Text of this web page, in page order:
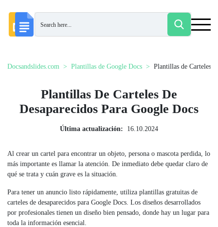
Docsandslides.com Plantillas de Google Docs Plantillas de Carteles
Plantillas De Carteles De
Desaparecidos Para Google Docs
Última actualización: 16.10.2024
Al crear un cartel para encontrar un objeto, persona o mascota perdida, lo
más importante es llamar la atención. De inmediato debe quedar claro de
qué se trata y cuán grave es la situación.
Para tener un anuncio listo rápidamente, utiliza plantillas gratuitas de
carteles de desaparecidos para Google Docs. Los diseños desarrollados
por profesionales tienen un diseño bien pensado, donde hay un lugar para
toda la información esencial.